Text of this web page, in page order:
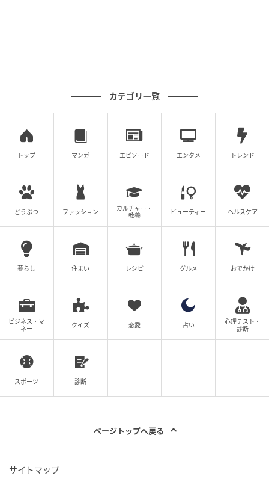
エキサイトニュース
カテゴリ一覧
トップ マンガ エピソード エンタメ トレンド
どうぶつ ファッション
カルチャー・
教養
ビューティー ヘルスケア
暮らし 住まい レシピ グルメ おでかけ
ビジネス・マ
ネー
クイズ 恋愛 占い
心理テスト・
診断
スポーツ 診断
ページトップへ戻る
サイトマップ